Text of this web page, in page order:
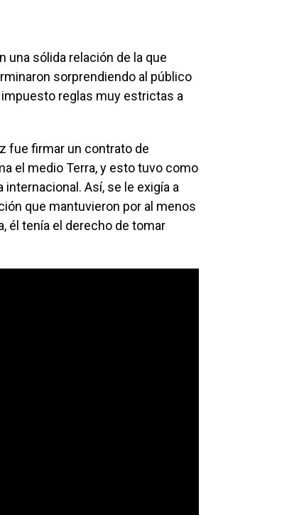
una sólida relación de la que
sorprendiendo al público
reglas muy estrictas a
fue firmar un contrato de
el medio Terra, y esto tuvo como
Así, se le exigía a
que mantuvieron por al menos
él tenía el derecho de tomar